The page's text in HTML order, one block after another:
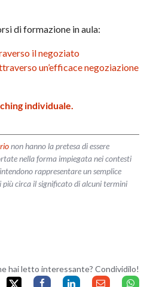
di formazione in aula:
il negoziato
un’efficace negoziazione
individuale.
non hanno la pretesa di essere
nella forma impiegata nei contesti
rappresentare un semplice
circa il significato di alcuni termini
hai letto interessante? Condividilo!